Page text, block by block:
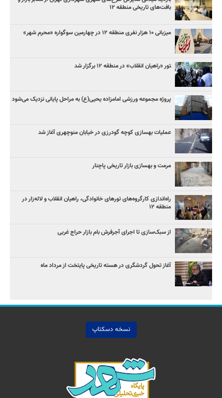
بافت‌های تاریخی منطقه ۱۲
میزبانی ۱۰ هزار نفری منطقه ۱۲ در چهارمین سوگواره «محرم شهر»
‍تور «راهیان انقلاب» در منطقه ۱۲ برگزار شد
پروژه مجموعه ورزشی امامزاده یحیی(ع) به مراحل پایانی نزدیک می‌شود
عملیات بهسازی کوچه گودرزی در خیابان منوچهری آغاز شد
مرمت و بهسازی بازار تاریخی پاچنار
راه‌اندازی کارگروه‌های تورهای خانوادگی، راهیان انقلاب و لاله‌زار در
منطقه ۱۲
از سبک‌سازی تا اجرای آجرفرش بام بازار حراج غربی
آغاز تحول گردشگری در هسته تاریخی پایتخت از مرداد ماه
نسخه دسکتاپ